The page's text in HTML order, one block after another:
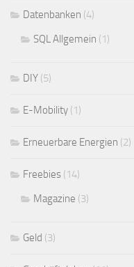
Datenbanken (4)
SQL Allgemein (1)
DIY (5)
E-Mobility (1)
Erneuerbare Energien (2)
Freebies (14)
Magazine (3)
Geld (3)